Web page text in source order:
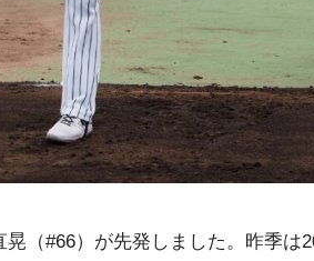
（#66）が先発しました。昨季は